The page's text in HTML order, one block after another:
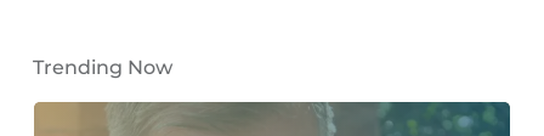
Trending Now